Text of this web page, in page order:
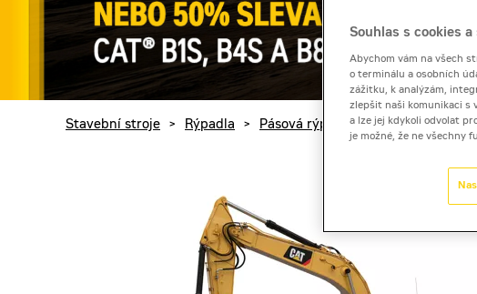
Stavební stroje > Rýpadla > Pásová rýpadla > Rýpadla s
Souhlas s cookies
Abychom vám na všech
o terminálu a osobních
zážitku, k analýzám,
zlepšit naši komunikaci s
a lze jej kdykoli odvolat
je možné, že ne všechny